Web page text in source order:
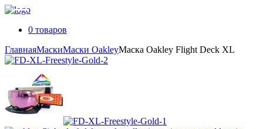
0 товаров
ГлавнаяМаскиМаски OakleyМаска Oakley Flight Deck XL